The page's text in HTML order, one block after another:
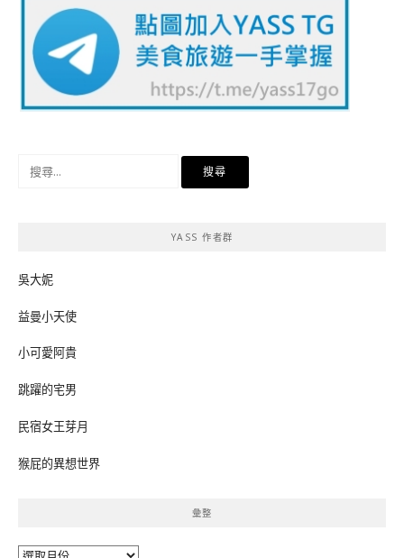
YASS 作者群
吳大妮
益曼小天使
小可愛阿貴
跳躍的宅男
民宿女王芽月
猴屁的異想世界
彙整
彙